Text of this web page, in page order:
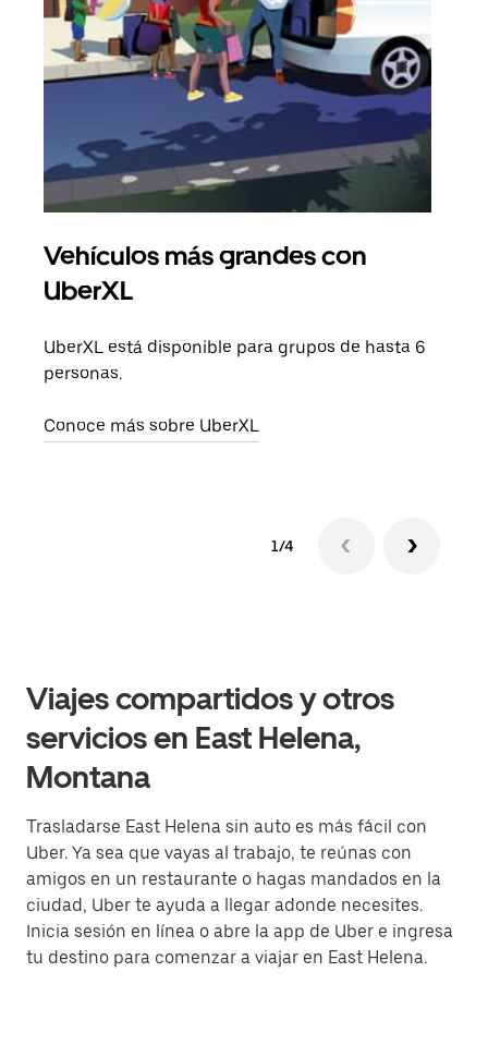
Vehículos más grandes con
UberXL
UberXL está disponible para grupos de hasta 6
personas.
Conoce más sobre UberXL
1/4
Viajes compartidos y otros
servicios en East Helena,
Montana
Trasladarse East Helena sin auto es más fácil con
Uber. Ya sea que vayas al trabajo, te reúnas con
amigos en un restaurante o hagas mandados en la
ciudad, Uber te ayuda a llegar adonde necesites.
Inicia sesión en línea o abre la app de Uber e ingresa
tu destino para comenzar a viajar en East Helena.